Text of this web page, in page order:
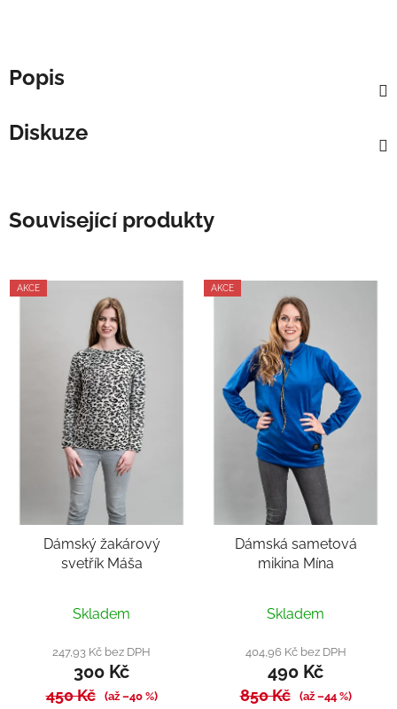
Popis
Diskuze
Související produkty
AKCE
Dámský žakárový
svetřík Máša
Skladem
247,93 Kč bez DPH
300 Kč
450 Kč (až –40 %)
AKCE
Dámská sametová
mikina Mína
Skladem
404,96 Kč bez DPH
490 Kč
850 Kč (až –44 %)